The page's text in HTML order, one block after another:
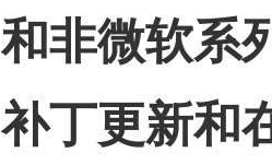
和非微软系
补丁更新和